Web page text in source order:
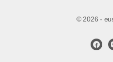
© 2026 -